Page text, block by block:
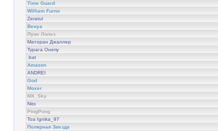
Time Guard
William Furno
Zeratul
Венуа
Луис Лопез
Маторан Джаллер
Турага Онепу
.bat
Amazon
ANDREI
God
Moxer
MX_Sky
Nito
PingPong
Toa Ignika_97
Полярная Звезда